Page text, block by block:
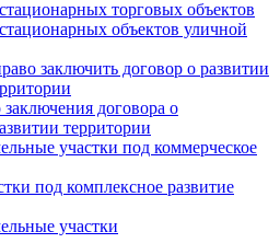
торговых объектов
объектов уличной
заключить договор о развитии
договора о
территории
участки под коммерческое
под комплексное развитие
участки